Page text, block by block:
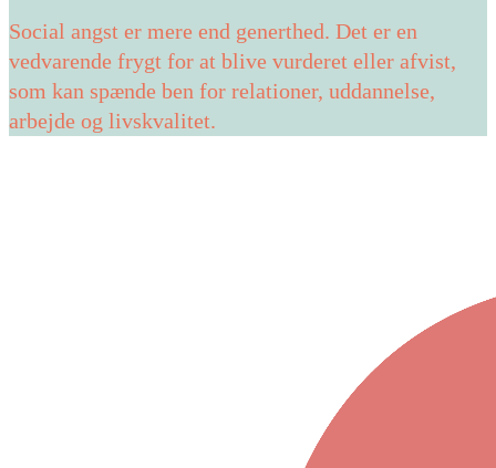
Social angst er mere end generthed. Det er en
vedvarende frygt for at blive vurderet eller afvist,
som kan spænde ben for relationer, uddannelse,
arbejde og livskvalitet.